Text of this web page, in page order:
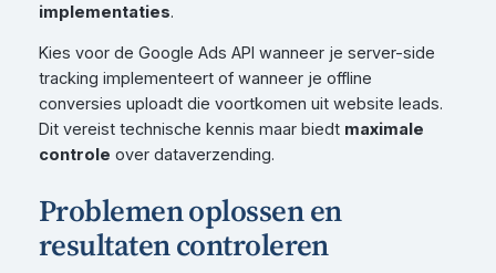
implementaties.
Kies voor de Google Ads API wanneer je server-side
tracking implementeert of wanneer je offline
conversies uploadt die voortkomen uit website leads.
Dit vereist technische kennis maar biedt maximale
controle over dataverzending.
Problemen oplossen en
resultaten controleren